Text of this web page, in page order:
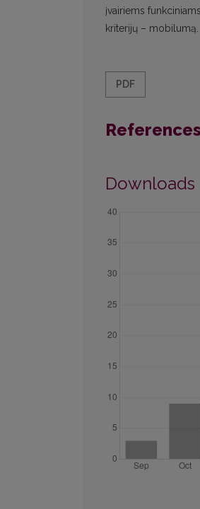
įvairiems
kriterijų – mobilumą.
PDF
References
Downloads